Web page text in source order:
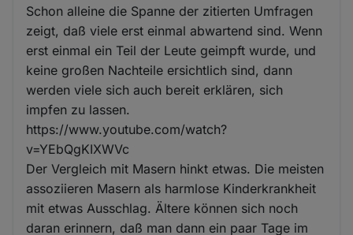
Schon alleine die Spanne der zitierten Umfragen
zeigt, daß viele erst einmal abwartend sind. Wenn
erst einmal ein Teil der Leute geimpft wurde, und
keine großen Nachteile ersichtlich sind, dann
werden viele sich auch bereit erklären, sich
impfen zu lassen.
https://www.youtube.com/watch?
v=YEbQgKIXWVc
Der Vergleich mit Masern hinkt etwas. Die meisten
assoziieren Masern als harmlose Kinderkrankheit
mit etwas Ausschlag. Ältere können sich noch
daran erinnern, daß man dann ein paar Tage im